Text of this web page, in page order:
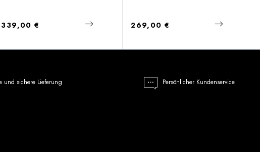
Regulärer Preis:
339,00 € Regulärer Preis:
269,00 €
und sichere Lieferung Persönlicher Kundenservice